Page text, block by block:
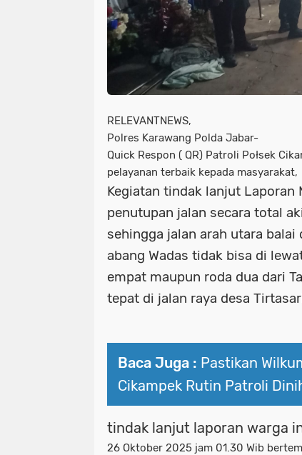
RELEVANTNEWS,
Polres Karawang Polda Jabar-
Quick Respon ( QR) Patroli Połsek
pelayanan terbaik kepada masyarakat,
Kegiatan tindak lanjut Laporan
penutupan jalan secara total
sehingga jalan arah utara
abang Wadas tidak bisa di
empat maupun roda dua dari
tepat di jalan raya desa
Baca Juga : Pastikan
Cikampek Rutin Patroli
‎tindak lanjut laporan warga
26 Oktober 2025 jam 01.30 Wib